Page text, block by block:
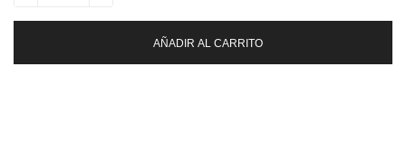
AÑADIR AL CARRITO